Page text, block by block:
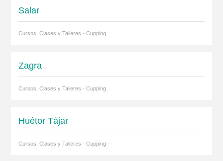
Salar
Cursos, Clases y Talleres · Cupping
Zagra
Cursos, Clases y Talleres · Cupping
Huétor Tájar
Cursos, Clases y Talleres · Cupping